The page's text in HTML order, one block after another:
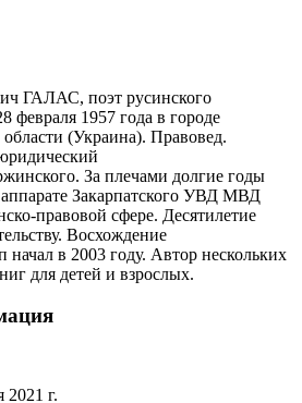
ГАЛАС, поэт русинского
февраля 1957 года в городе
(Украина). Правовед.
За плечами долгие годы
Закарпатского УВД МВД
правовой сфере. Десятилетие
Восхождение
в 2003 году. Автор нескольких
для детей и взрослых.
2021 г.